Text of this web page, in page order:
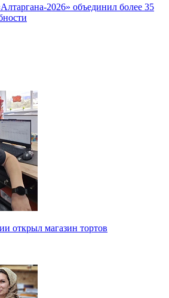
2026» объединил более 35
открыл магазин тортов